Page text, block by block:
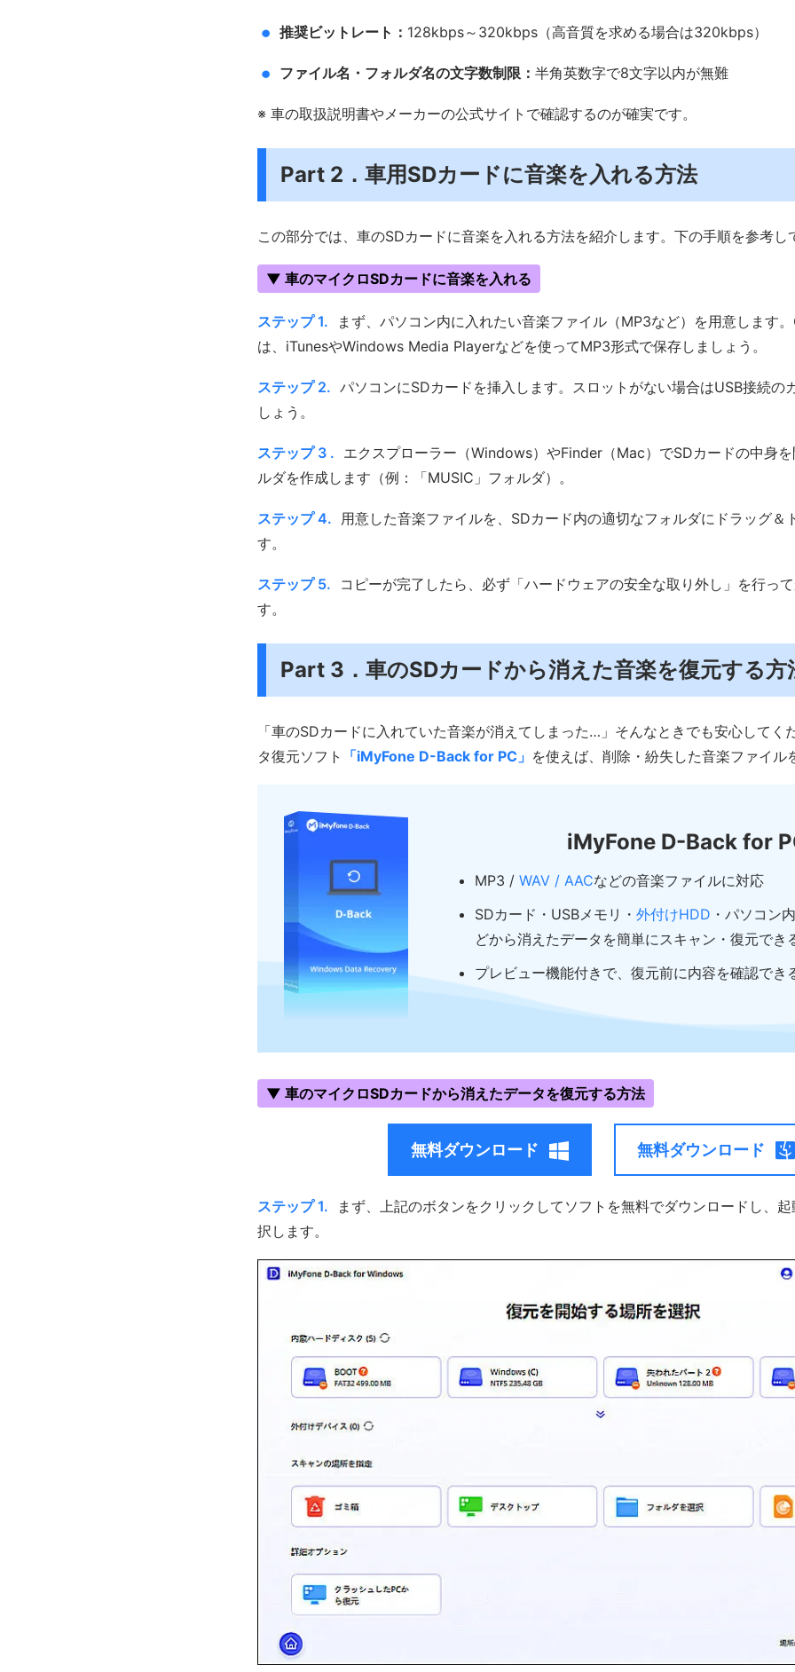
推奨ビットレート： 128kbps～320kbps（高音質を求める場合は320kbps）
ファイル名・フォルダ名の文字数制限： 半角英数字で8文字以内が無難
※ 車の取扱説明書やメーカーの公式サイトで確認するのが確実です。
Part 2．車用SDカードに音楽を入れる方法
この部分では、車のSDカードに音楽を入れる方法を紹介します。下の手順を参考し
▼ 車のマイクロSDカードに音楽を入れる
ステップ 1.
まず、パソコン内に入れたい音楽ファイル（MP3など）を用意します
は、iTunesやWindows Media Playerなどを使ってMP3形式で保存しましょう。
ステップ 2. パソコンにSDカードを挿入します。スロットがない場合はUSB接続の
しょう。
ステップ 3 . エクスプローラー（Windows）やFinder（Mac）でSDカードの中身
ルダを作成します（例：「MUSIC」フォルダ）。
ステップ 4. 用意した音楽ファイルを、SDカード内の適切なフォルダにドラッグ＆
す。
ステップ 5.
コピーが完了したら、必ず「ハードウェアの安全な取り外し」を行っ
す。
Part 3．車のSDカードから消えた音楽を復元する方
「車のSDカードに入れていた音楽が消えてしまった…」そんなときでも安心してく
タ復元ソフト
「iMyFone D-Back for PC」 を使えば、削除・紛失した音楽ファイル
iMyFone D-Back for
MP3 / WAV / AACなどの音楽ファイルに対応
SDカード・USBメモリ・ 外付けHDD ・パソコン
どから消えたデータを簡単にスキャン・復元でき
プレビュー機能付きで、復元前に内容を確認でき
▼ 車のマイクロSDカードから消えたデータを復元する方法
無料ダウンロード 無料ダウンロード
ステップ 1.
まず、上記のボタンをクリックしてソフトを無料でダウンロードし、
択します。